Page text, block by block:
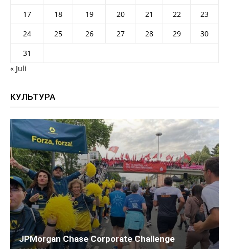
17
18 19 20 21 22
23
24
25 26 27 28 29
30
31
« Juli
КУЛЬТУРА
JPMorgan Chase Corporate Challenge